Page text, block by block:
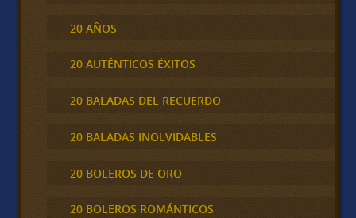
20 AÑOS
20 AUTÉNTICOS ÉXITOS
20 BALADAS DEL RECUERDO
20 BALADAS INOLVIDABLES
20 BOLEROS DE ORO
20 BOLEROS ROMÁNTICOS